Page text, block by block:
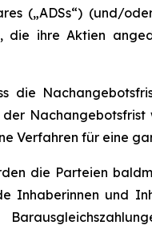
(„ADSs“) (und/
die ihre Aktien
die
Verfahren für
die Parteien
Inhaberinnen und